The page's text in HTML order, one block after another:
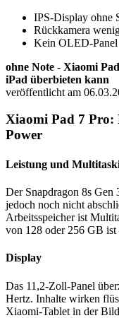
IPS-Display ohne
Rückkamera
Kein OLED-Panel
ohne Note - Xiaomi
iPad überbieten kann
veröffentlicht am
Xiaomi Pad 7 Pro:
Power
Leistung und
Der Snapdragon 8s Gen
jedoch noch nicht
Arbeitsspeicher ist
von 128 oder 256 GB ist
Display
Das 11,2-Zoll-Panel
Hertz. Inhalte wirken
Xiaomi-Tablet in der